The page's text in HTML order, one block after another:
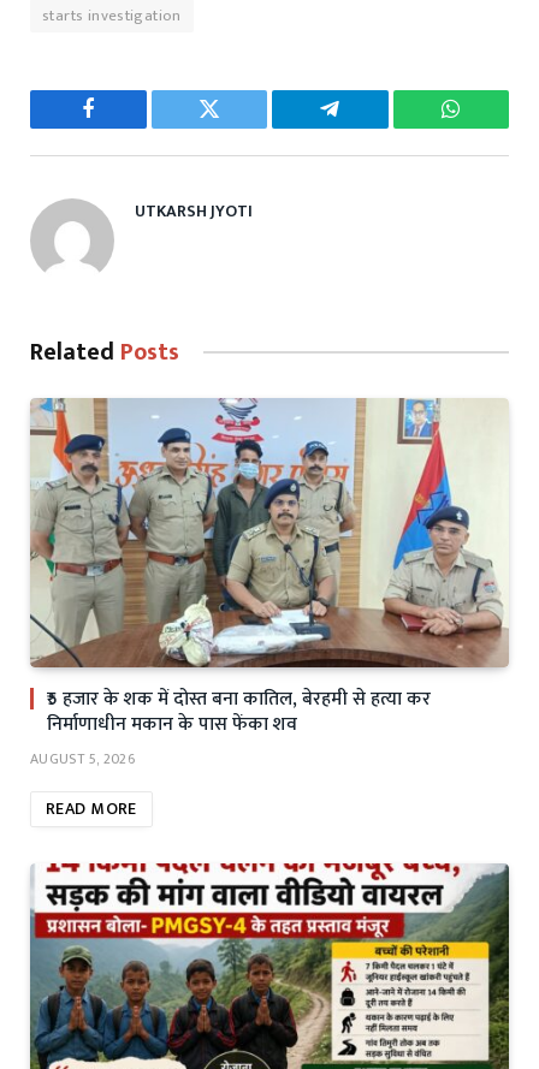
starts investigation
Facebook Twitter Telegram
UTKARSH JYOTI
Related Posts
₹5 हजार के शक में दोस्त बना कातिल, बेरहमी से हत्या कर
निर्माणाधीन मकान के पास फेंका शव
AUGUST 5, 2026
READ MORE